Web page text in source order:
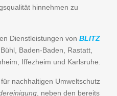
hinnehmen zu
Dienstleistungen von BLITZ
Baden-Baden, Rastatt,
Iffezheim und Karlsruhe.
nachhaltigen Umweltschutz
, neben den bereits